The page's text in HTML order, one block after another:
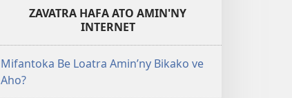
ZAVATRA HAFA ATO AMIN'NY
INTERNET
Mifantoka Be Loatra Amin’ny Bikako ve
Aho?